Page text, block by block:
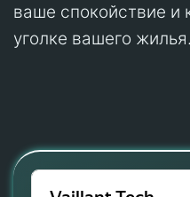
ваше спокойствие
уголке вашего жилья.